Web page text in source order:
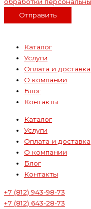
Отправить
Каталог
Услуги
Оплата и доставка
О компании
Блог
Контакты
Каталог
Услуги
Оплата и доставка
О компании
Блог
Контакты
+7 (812) 943-98-73
+7 (812) 643-28-73